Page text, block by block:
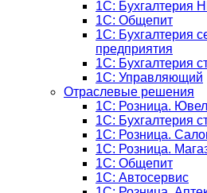
1C: Бухгалтерия
1С: Общепит
1С: Бухгалтерия
предприятия
1С: Бухгалтерия
1С: Управляющий
Отраслевые решения
1С: Розница.
1С: Бухгалтерия
1С: Розница.
1С: Розница.
1C: Общепит
1С: Автосервис